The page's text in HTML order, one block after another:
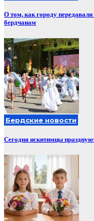
О том, как городу
бердчанам
Бердские новости
Сегодня искитимцы